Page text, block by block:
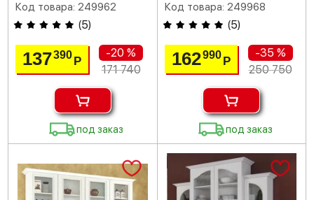
Код товара: 249962
(5)
137390Р
-20 %
171 740
под заказ
Код товара: 249968
(5)
162990 Р
-35 %
250 750
под заказ